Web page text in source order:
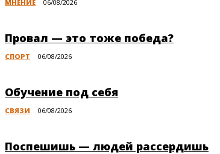
МНЕНИЕ 06/08/2026
Провал — это тоже победа?
СПОРТ 06/08/2026
Обучение под себя
СВЯЗИ 06/08/2026
Поспешишь — людей рассердишь